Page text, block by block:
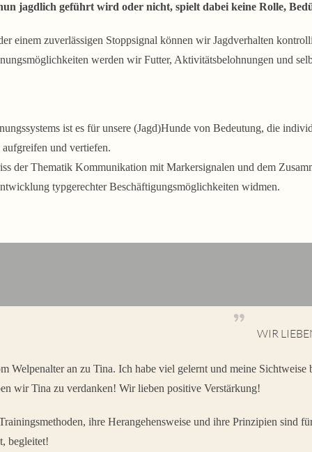
jagdlich geführt wird oder nicht, spielt dabei keine Rolle,
einem zuverlässigen Stoppsignal können wir Jagdverhalten
werden wir Futter, Aktivitätsbelohnungen und
ist es für unsere (Jagd)Hunde von Bedeutung, die
aufgreifen und vertiefen.
der Thematik Kommunikation mit Markersignalen und dem
typgerechter Beschäftigungsmöglichkeiten widmen.
” WIR
Welpenalter an zu Tina. Ich habe viel gelernt und meine
wir Tina zu verdanken! Wir lieben positive Verstärkung!
ihre Herangehensweise und ihre Prinzipien sind
begleitet!